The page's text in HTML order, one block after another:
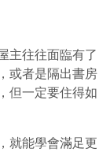
主往往面臨有了
或者是隔出書房
但一定要住得如
就能學會滿足更